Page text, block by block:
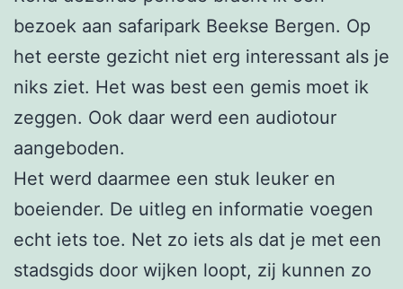
bezoek aan safaripark Beekse Bergen. Op
het eerste gezicht niet erg interessant als je
niks ziet. Het was best een gemis moet ik
zeggen. Ook daar werd een audiotour
aangeboden.
Het werd daarmee een stuk leuker en
boeiender. De uitleg en informatie voegen
echt iets toe. Net zo iets als dat je met een
stadsgids door wijken loopt, zij kunnen zo